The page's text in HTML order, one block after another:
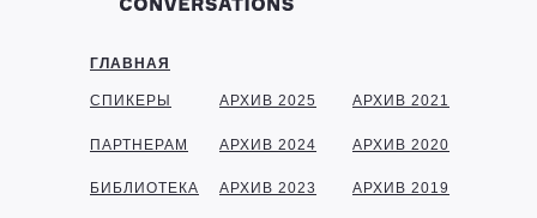
ГЛАВНАЯ
СПИКЕРЫ
ПАРТНЕРАМ
БИБЛИОТЕКА
АРХИВ 2025
АРХИВ 2024
АРХИВ 2023
АРХИВ 2021
АРХИВ 2020
АРХИВ 2019